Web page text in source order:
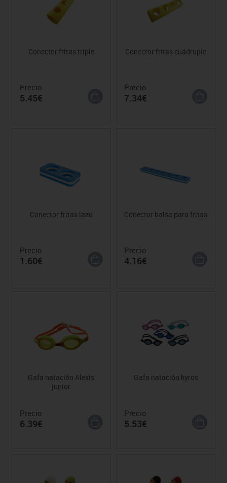
Conector fritas triple
Precio
5.45€
Conector fritas cuádruple
Precio
7.34€
Conector fritas lazo
Precio
1.60€
Conector balsa para fritas
Precio
4.16€
Gafa natación Alexis
junior
Precio
6.39€
Gafa natación kyros
Precio
5.53€